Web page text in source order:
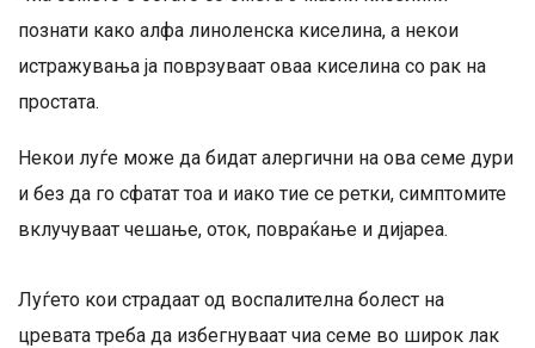
познати како алфа линоленска киселина, а некои
истражувања ја поврзуваат оваа киселина со рак на
простата.
Некои луѓе може да бидат алергични на ова семе дури
и без да го сфатат тоа и иако тие се ретки, симптомите
вклучуваат чешање, оток, повраќање и дијареа.
Луѓето кои страдаат од воспалителна болест на
цревата треба да избегнуваат чиа семе во широк лак